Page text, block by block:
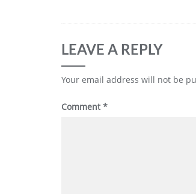
LEAVE A REPLY
Your email address will not be
Comment*